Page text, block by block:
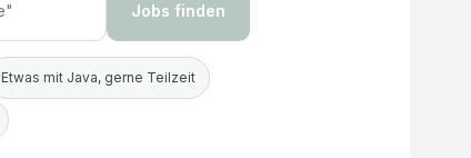
Jobs finden
Etwas mit Java, gerne Teilzeit